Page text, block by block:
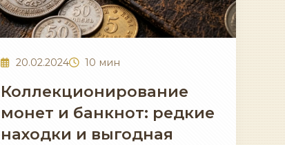
20.02.2024 10 мин
Коллекционирование
монет и банкнот: редкие
находки и выгодная